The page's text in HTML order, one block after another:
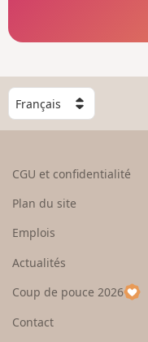
C
h
o
e
u
p
a
CGU et confidentialité
Plan du site
Emplois
Actualités
Coup de pouce 2026
Contact